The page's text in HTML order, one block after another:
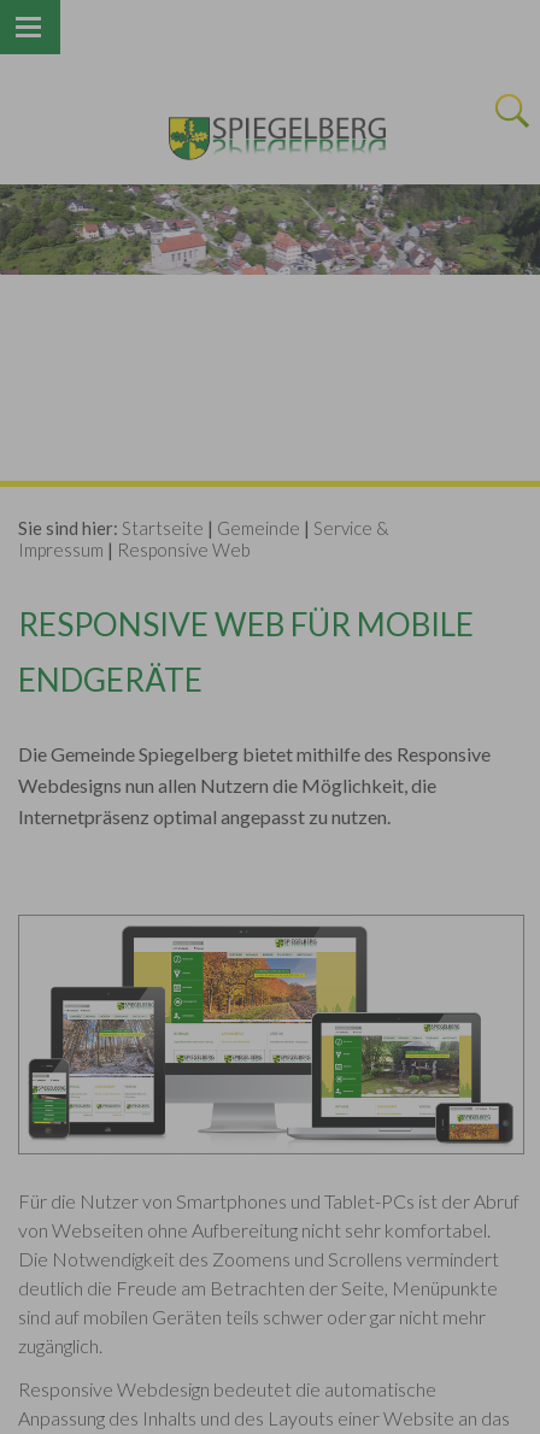
Sie sind hier: Startseite | Gemeinde | Service &
Impressum | Responsive Web
RESPONSIVE WEB FÜR MOBILE
ENDGERÄTE
Die Gemeinde Spiegelberg bietet mithilfe des Responsive
Webdesigns nun allen Nutzern die Möglichkeit, die
Internetpräsenz optimal angepasst zu nutzen.
Für die Nutzer von Smartphones und Tablet-PCs ist der Abruf
von Webseiten ohne Aufbereitung nicht sehr komfortabel.
Die Notwendigkeit des Zoomens und Scrollens vermindert
deutlich die Freude am Betrachten der Seite, Menüpunkte
sind auf mobilen Geräten teils schwer oder gar nicht mehr
zugänglich.
Responsive Webdesign bedeutet die automatische
Anpassung des Inhalts und des Layouts einer Website an das